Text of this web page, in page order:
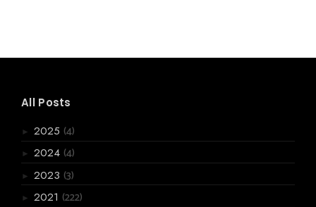
All Posts
► 2025 (4)
► 2024 (4)
► 2023 (3)
► 2021 (222)